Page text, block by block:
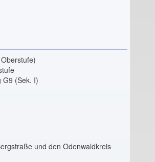
G9 (Sek. I)
und den Odenwaldkreis